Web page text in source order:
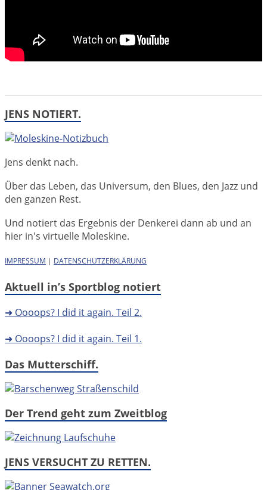
JENS NOTIERT.
Jens denkt nach.
Über das Leben, das Universum, den Blues, den Jazz und
den ganzen Rest.
Und notiert das Ergebnis der Denkerei dann ab und an
hier in's virtuelle Moleskine.
IMPRESSUM | DATENSCHUTZERKLÄRUNG
Aktuell in’s Sportblog notiert
➜ Oooops? I did it again. Teil 2.
➜ Oooops? I did it again. Teil 1.
Das Mutterschiff.
Der Trend geht zum Zweitblog
JENS VERSUCHT ZU RETTEN.